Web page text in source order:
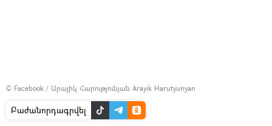
© Facebook / Արայիկ Հարությունյան Arayik Harutyunyan
Բաժանորդագրվել